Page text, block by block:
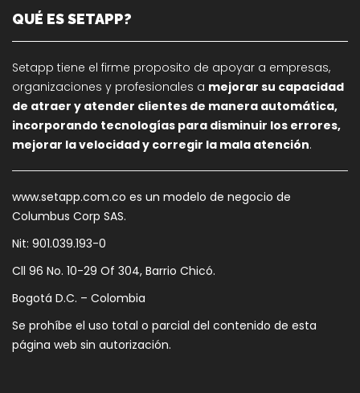
QUÉ ES SETAPP?
Setapp tiene el firme proposito de apoyar a empresas,
organizaciones y profesionales a mejorar su capacidad
de atraer y atender clientes de manera automática,
incorporando tecnologías para disminuir los errores,
mejorar la velocidad y corregir la mala atención.
www.setapp.com.co es un modelo de negocio de
Columbus Corp SAS.
Nit: 901.039.193-0
Cll 96 No. 10-29 Of 304, Barrio Chicó.
Bogotá D.C. – Colombia
Se prohíbe el uso total o parcial del contenido de esta
página web sin autorización.